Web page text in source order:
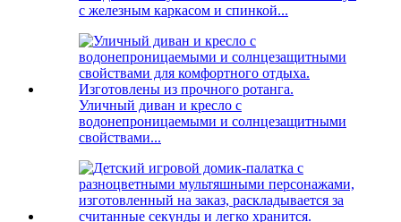
с железным каркасом и спинкой...
Уличный диван и кресло с
водонепроницаемыми и солнцезащитными
свойствами...